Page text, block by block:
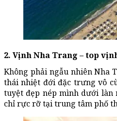
2. Vịnh Nha Trang – top
Không phải ngẫu nhiên Nha
thái nhiệt đới đặc trưng vô
tuyệt đẹp nép mình dưới làn
chỉ rực rỡ tại trung tâm phố